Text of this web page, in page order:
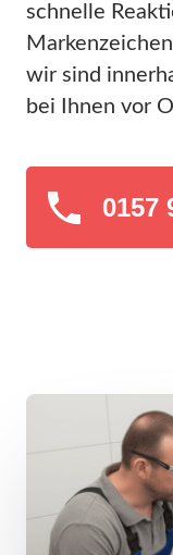
schnelle
wir sind
bei Ihnen vor
0157